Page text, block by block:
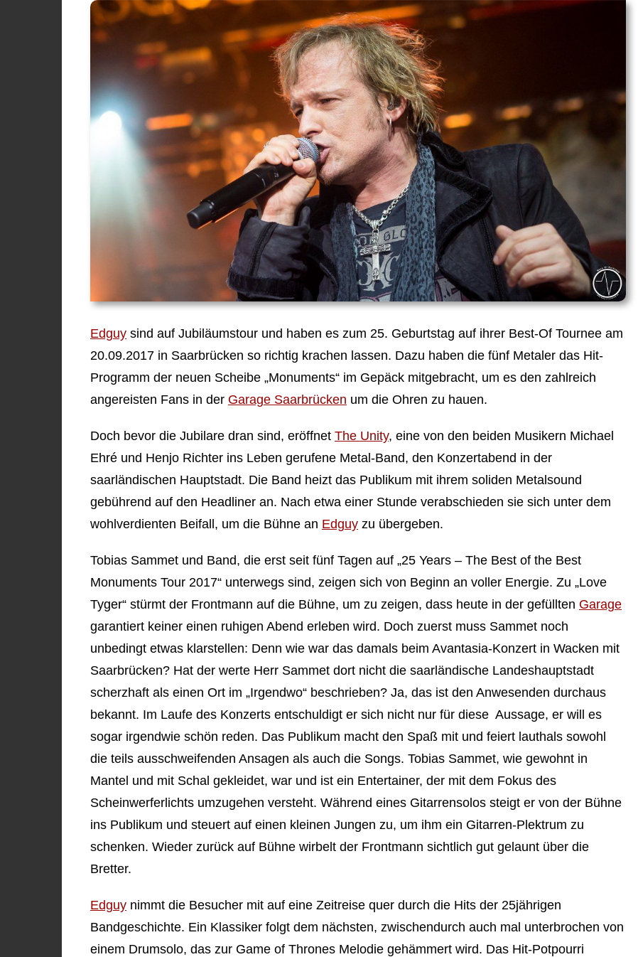
Edguy sind auf Jubiläumstour und haben es zum 25. Geburtstag auf ihrer Best-Of Tournee am
20.09.2017 in Saarbrücken so richtig krachen lassen. Dazu haben die fünf Metaler das Hit-
Programm der neuen Scheibe „Monuments“ im Gepäck mitgebracht, um es den zahlreich
angereisten Fans in der Garage Saarbrücken um die Ohren zu hauen.
Doch bevor die Jubilare dran sind, eröffnet The Unity, eine von den beiden Musikern Michael
Ehré und Henjo Richter ins Leben gerufene Metal-Band, den Konzertabend in der
saarländischen Hauptstadt. Die Band heizt das Publikum mit ihrem soliden Metalsound
gebührend auf den Headliner an. Nach etwa einer Stunde verabschieden sie sich unter dem
wohlverdienten Beifall, um die Bühne an Edguy zu übergeben.
Tobias Sammet und Band, die erst seit fünf Tagen auf „25 Years – The Best of the Best
Monuments Tour 2017“ unterwegs sind, zeigen sich von Beginn an voller Energie. Zu „Love
Tyger“ stürmt der Frontmann auf die Bühne, um zu zeigen, dass heute in der gefüllten Garage
garantiert keiner einen ruhigen Abend erleben wird. Doch zuerst muss Sammet noch
unbedingt etwas klarstellen: Denn wie war das damals beim Avantasia-Konzert in Wacken mit
Saarbrücken? Hat der werte Herr Sammet dort nicht die saarländische Landeshauptstadt
scherzhaft als einen Ort im „Irgendwo“ beschrieben? Ja, das ist den Anwesenden durchaus
bekannt. Im Laufe des Konzerts entschuldigt er sich nicht nur für diese Aussage, er will es
sogar irgendwie schön reden. Das Publikum macht den Spaß mit und feiert lauthals sowohl
die teils ausschweifenden Ansagen als auch die Songs. Tobias Sammet, wie gewohnt in
Mantel und mit Schal gekleidet, war und ist ein Entertainer, der mit dem Fokus des
Scheinwerferlichts umzugehen versteht. Während eines Gitarrensolos steigt er von der Bühne
ins Publikum und steuert auf einen kleinen Jungen zu, um ihm ein Gitarren-Plektrum zu
schenken. Wieder zurück auf Bühne wirbelt der Frontmann sichtlich gut gelaunt über die
Bretter.
Edguy nimmt die Besucher mit auf eine Zeitreise quer durch die Hits der 25jährigen
Bandgeschichte. Ein Klassiker folgt dem nächsten, zwischendurch auch mal unterbrochen von
einem Drumsolo, das zur Game of Thrones Melodie gehämmert wird. Das Hit-Potpourri